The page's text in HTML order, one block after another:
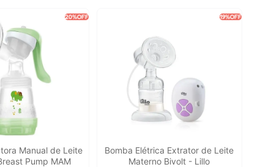
20%OFF
Manual de Leite
Pump MAM
19%OFF
Bomba Elétrica Extrator de Leite
Materno Bivolt - Lillo